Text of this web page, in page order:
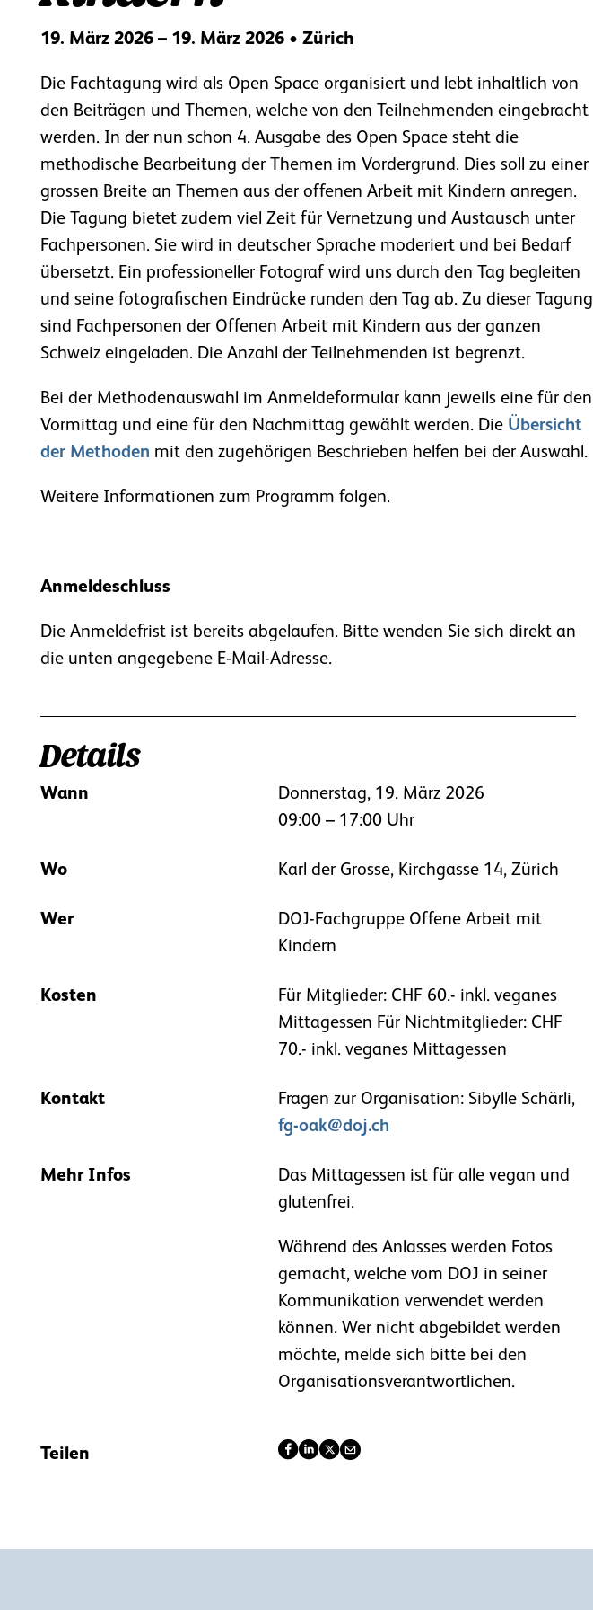
19. März 2026 – 19. März 2026 • Zürich
Die Fachtagung wird als Open Space organisiert und lebt inhaltlich von
den Beiträgen und Themen, welche von den Teilnehmenden eingebracht
werden. In der nun schon 4. Ausgabe des Open Space steht die
methodische Bearbeitung der Themen im Vordergrund. Dies soll zu einer
grossen Breite an Themen aus der offenen Arbeit mit Kindern anregen.
Die Tagung bietet zudem viel Zeit für Vernetzung und Austausch unter
Fachpersonen. Sie wird in deutscher Sprache moderiert und bei Bedarf
übersetzt. Ein professioneller Fotograf wird uns durch den Tag begleiten
und seine fotografischen Eindrücke runden den Tag ab. Zu dieser Tagung
sind Fachpersonen der Offenen Arbeit mit Kindern aus der ganzen
Schweiz eingeladen. Die Anzahl der Teilnehmenden ist begrenzt.
Bei der Methodenauswahl im Anmeldeformular kann jeweils eine für den
Vormittag und eine für den Nachmittag gewählt werden. Die Übersicht
der Methoden mit den zugehörigen Beschrieben helfen bei der Auswahl.
Weitere Informationen zum Programm folgen.
Anmeldeschluss
Die Anmeldefrist ist bereits abgelaufen. Bitte wenden Sie sich direkt an
die unten angegebene E-Mail-Adresse.
Details
Wann
Donnerstag, 19. März 2026
09:00 – 17:00 Uhr
Wo Karl der Grosse, Kirchgasse 14, Zürich
Wer
DOJ-Fachgruppe Offene Arbeit mit
Kindern
Kosten
Für Mitglieder: CHF 60.- inkl. veganes
Mittagessen Für Nichtmitglieder: CHF
70.- inkl. veganes Mittagessen
Kontakt
Fragen zur Organisation: Sibylle Schärli,
fg-oak@doj.ch
Mehr Infos
Das Mittagessen ist für alle vegan und
glutenfrei.
Während des Anlasses werden Fotos
gemacht, welche vom DOJ in seiner
Kommunikation verwendet werden
können. Wer nicht abgebildet werden
möchte, melde sich bitte bei den
Organisationsverantwortlichen.
Teilen